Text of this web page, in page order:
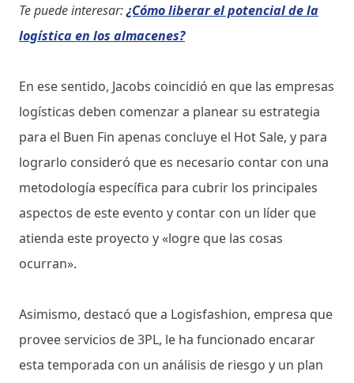
Te puede interesar:¿Cómo liberar el potencial de la
logística en los almacenes?
En ese sentido, Jacobs coincidió en que las empresas
logísticas deben comenzar a planear su estrategia
para el Buen Fin apenas concluye el Hot Sale, y para
lograrlo consideró que es necesario contar con una
metodología específica para cubrir los principales
aspectos de este evento y contar con un líder que
atienda este proyecto y «logre que las cosas
ocurran».
Asimismo, destacó que a Logisfashion, empresa que
provee servicios de 3PL, le ha funcionado encarar
esta temporada con un análisis de riesgo y un plan